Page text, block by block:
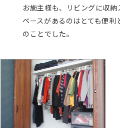
お施主様も、リビングに収納
ペースがあるのはとても便利
のことでした。